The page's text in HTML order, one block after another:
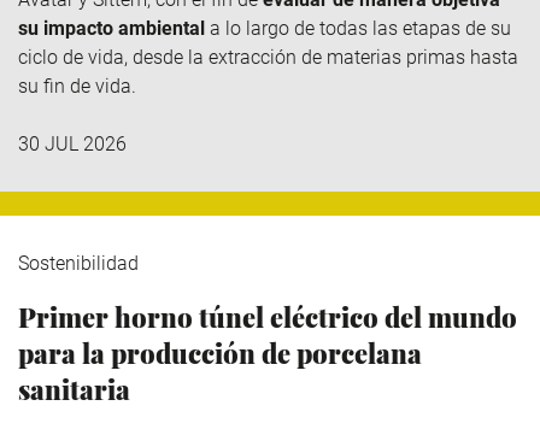
su impacto ambiental a lo largo de todas las etapas de su
ciclo de vida, desde la extracción de materias primas hasta
su fin de vida.
30 JUL 2026
Sostenibilidad
Primer horno túnel eléctrico del mundo
para la producción de porcelana
sanitaria